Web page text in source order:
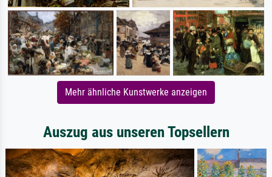
Mehr ähnliche Kunstwerke anzeigen
Auszug aus unseren Topsellern